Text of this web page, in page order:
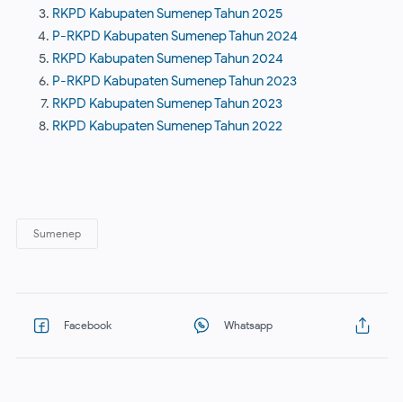
RKPD Kabupaten Sumenep Tahun 2025
P-RKPD Kabupaten Sumenep Tahun 2024
RKPD Kabupaten Sumenep Tahun 2024
P-RKPD Kabupaten Sumenep Tahun 2023
RKPD Kabupaten Sumenep Tahun 2023
RKPD Kabupaten Sumenep Tahun 2022